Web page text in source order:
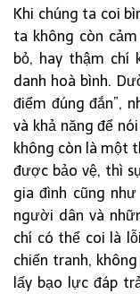
Khi chúng ta coi
ta không còn
bỏ, hay thậm chí
danh hoà bình.
điểm đúng đắn”,
và khả năng để
không còn là một
được bảo vệ, thì
gia đình cũng
người dân và
chí có thể coi là
chiến tranh,
lấy bạo lực đáp